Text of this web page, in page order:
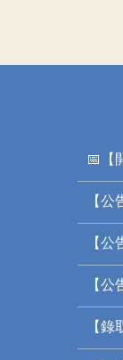
📅【
【
【
【
【